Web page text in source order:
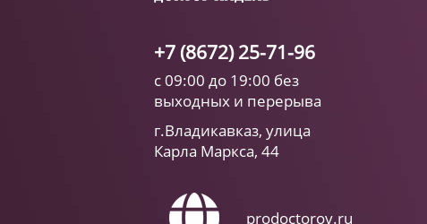
+7 (8672) 25-71-96
с 09:00 до 19:00 без
выходных и перерыва
г.Владикавказ, улица
Карла Маркса, 44
prodoctorov.ru